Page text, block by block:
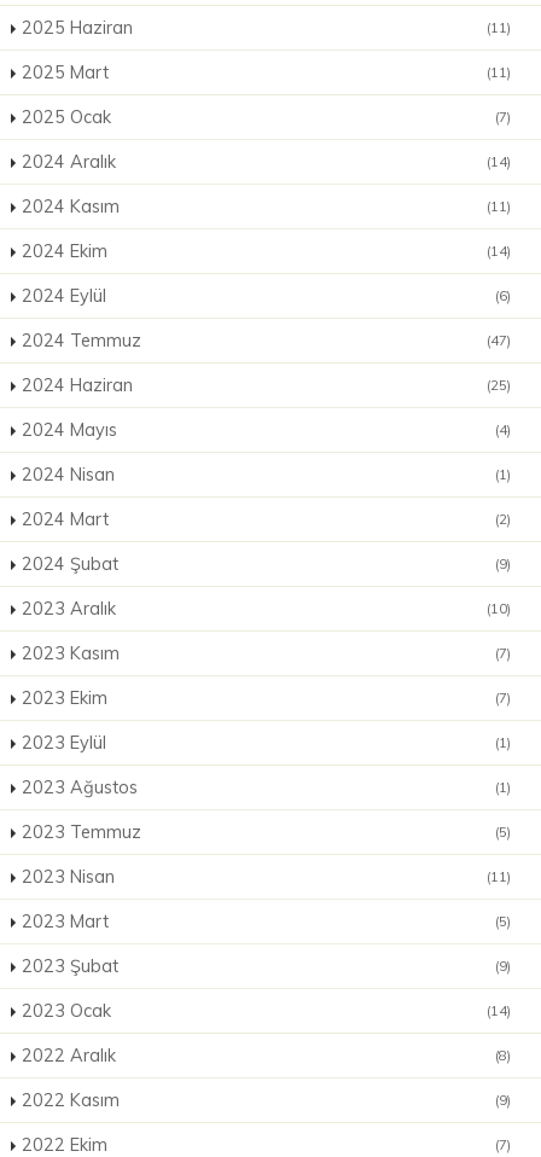
2025 Haziran (11)
2025 Mart (11)
2025 Ocak (7)
2024 Aralık (14)
2024 Kasım (11)
2024 Ekim (14)
2024 Eylül (6)
2024 Temmuz (47)
2024 Haziran (25)
2024 Mayıs (4)
2024 Nisan (1)
2024 Mart (2)
2024 Şubat (9)
2023 Aralık (10)
2023 Kasım (7)
2023 Ekim (7)
2023 Eylül (1)
2023 Ağustos (1)
2023 Temmuz (5)
2023 Nisan (11)
2023 Mart (5)
2023 Şubat (9)
2023 Ocak (14)
2022 Aralık (8)
2022 Kasım (9)
2022 Ekim (7)